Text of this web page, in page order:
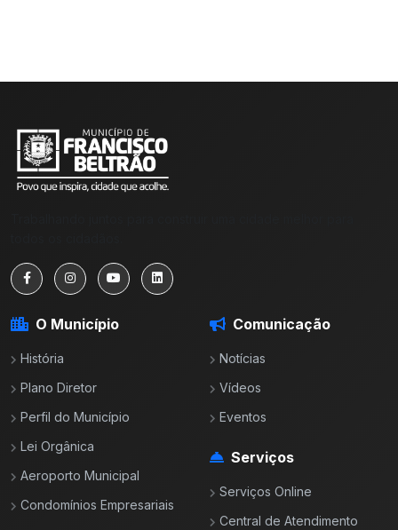
O Município
História
Plano Diretor
Perfil do Município
Lei Orgânica
Aeroporto Municipal
Condomínios Empresariais
Comunicação
Notícias
Vídeos
Eventos
Serviços
Serviços Online
Central de Atendimento